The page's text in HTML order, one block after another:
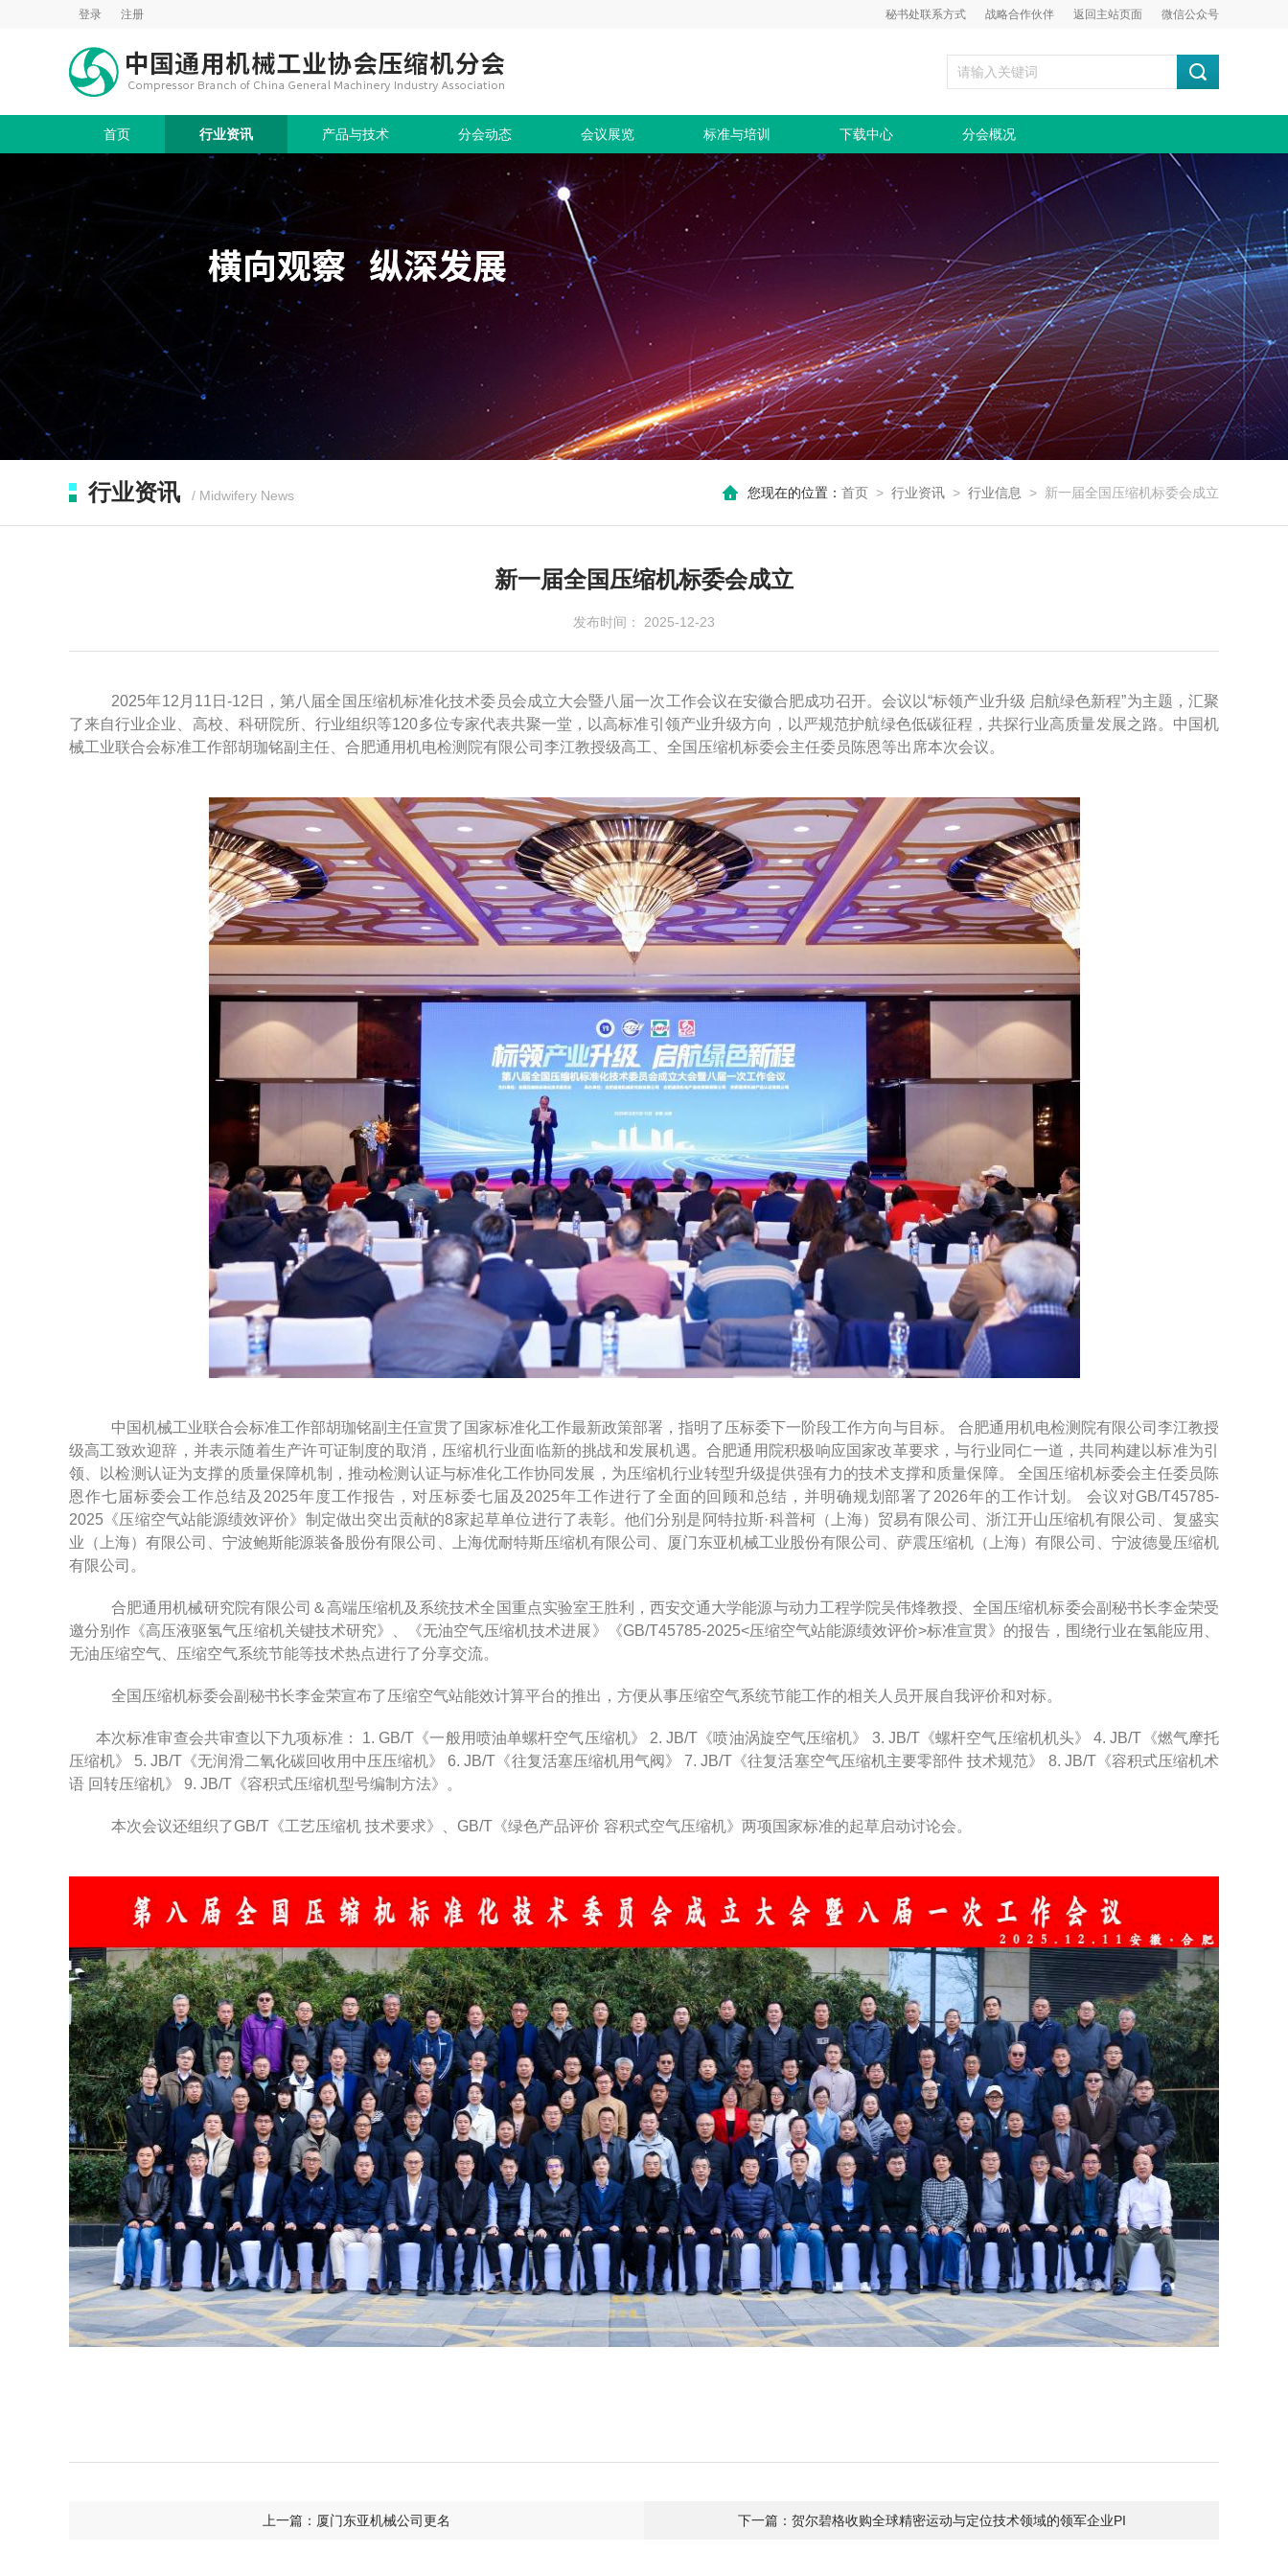
登录 注册 微信公众号
秘书处联系方式 战略合作伙伴 返回主站页面
首页 行业资讯 产品与技术 分会动态 会议展览 标准与培训 下载中心 分会概况
行业资讯 / Midwifery News 您现在的位置： 首页 > 行业资讯 > 行业信息 > 新一届全国压缩机标委会成立
新一届全国压缩机标委会成立
发布时间： 2025-12-23
2025年12月11日-12日，第八届全国压缩机标准化技术委员会成立大会暨八届一次工作会议在安徽合肥成功召开。会议以“标领产业升级 启航绿色新程”为主题，汇聚
了来自行业企业、高校、科研院所、行业组织等120多位专家代表共聚一堂，以高标准引领产业升级方向，以严规范护航绿色低碳征程，共探行业高质量发展之路。中国机
械工业联合会标准工作部胡珈铭副主任、合肥通用机电检测院有限公司李江教授级高工、全国压缩机标委会主任委员陈恩等出席本次会议。
中国机械工业联合会标准工作部胡珈铭副主任宣贯了国家标准化工作最新政策部署，指明了压标委下一阶段工作方向与目标。 合肥通用机电检测院有限公司李江教授
级高工致欢迎辞，并表示随着生产许可证制度的取消，压缩机行业面临新的挑战和发展机遇。合肥通用院积极响应国家改革要求，与行业同仁一道，共同构建以标准为引
领、以检测认证为支撑的质量保障机制，推动检测认证与标准化工作协同发展，为压缩机行业转型升级提供强有力的技术支撑和质量保障。 全国压缩机标委会主任委员陈
恩作七届标委会工作总结及2025年度工作报告，对压标委七届及2025年工作进行了全面的回顾和总结，并明确规划部署了2026年的工作计划。 会议对GB/T45785-
2025《压缩空气站能源绩效评价》制定做出突出贡献的8家起草单位进行了表彰。他们分别是阿特拉斯·科普柯（上海）贸易有限公司、浙江开山压缩机有限公司、复盛实
业（上海）有限公司、宁波鲍斯能源装备股份有限公司、上海优耐特斯压缩机有限公司、厦门东亚机械工业股份有限公司、萨震压缩机（上海）有限公司、宁波德曼压缩机
有限公司。
合肥通用机械研究院有限公司＆高端压缩机及系统技术全国重点实验室王胜利，西安交通大学能源与动力工程学院吴伟烽教授、全国压缩机标委会副秘书长李金荣受
邀分别作《高压液驱氢气压缩机关键技术研究》、《无油空气压缩机技术进展》《GB/T45785-2025<压缩空气站能源绩效评价>标准宣贯》的报告，围绕行业在氢能应用、
无油压缩空气、压缩空气系统节能等技术热点进行了分享交流。
全国压缩机标委会副秘书长李金荣宣布了压缩空气站能效计算平台的推出，方便从事压缩空气系统节能工作的相关人员开展自我评价和对标。
本次标准审查会共审查以下九项标准： 1. GB/T《一般用喷油单螺杆空气压缩机》 2. JB/T《喷油涡旋空气压缩机》 3. JB/T《螺杆空气压缩机机头》 4. JB/T《燃气摩托
压缩机》 5. JB/T《无润滑二氧化碳回收用中压压缩机》 6. JB/T《往复活塞压缩机用气阀》 7. JB/T《往复活塞空气压缩机主要零部件 技术规范》 8. JB/T《容积式压缩机术
语 回转压缩机》 9. JB/T《容积式压缩机型号编制方法》。
本次会议还组织了GB/T《工艺压缩机 技术要求》、GB/T《绿色产品评价 容积式空气压缩机》两项国家标准的起草启动讨论会。
上一篇：厦门东亚机械公司更名 下一篇：贺尔碧格收购全球精密运动与定位技术领域的领军企业PI